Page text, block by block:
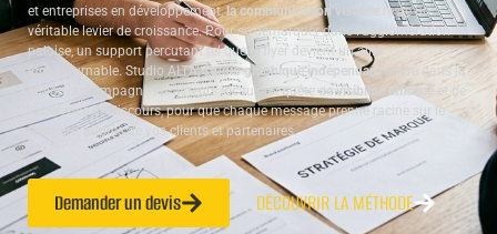
et entreprises en développement,la communication visuelle
reste un
véritable levier de croissance. Pour se démarquer dans l’agglomération
paloise, un support percutant tel que le flyer devient un allié
incontournable. Studio ALTA,studio graphique indépendant ancré dans la
région, accompagne les acteurs locaux en quête devisibilité efficace
et de
cohérence de discours, pour que chaque message prenne racine sur le
territoire, auprès de vos clients et partenaires.
Demander un devis DÉCOUVRIR LA MÉTHODE